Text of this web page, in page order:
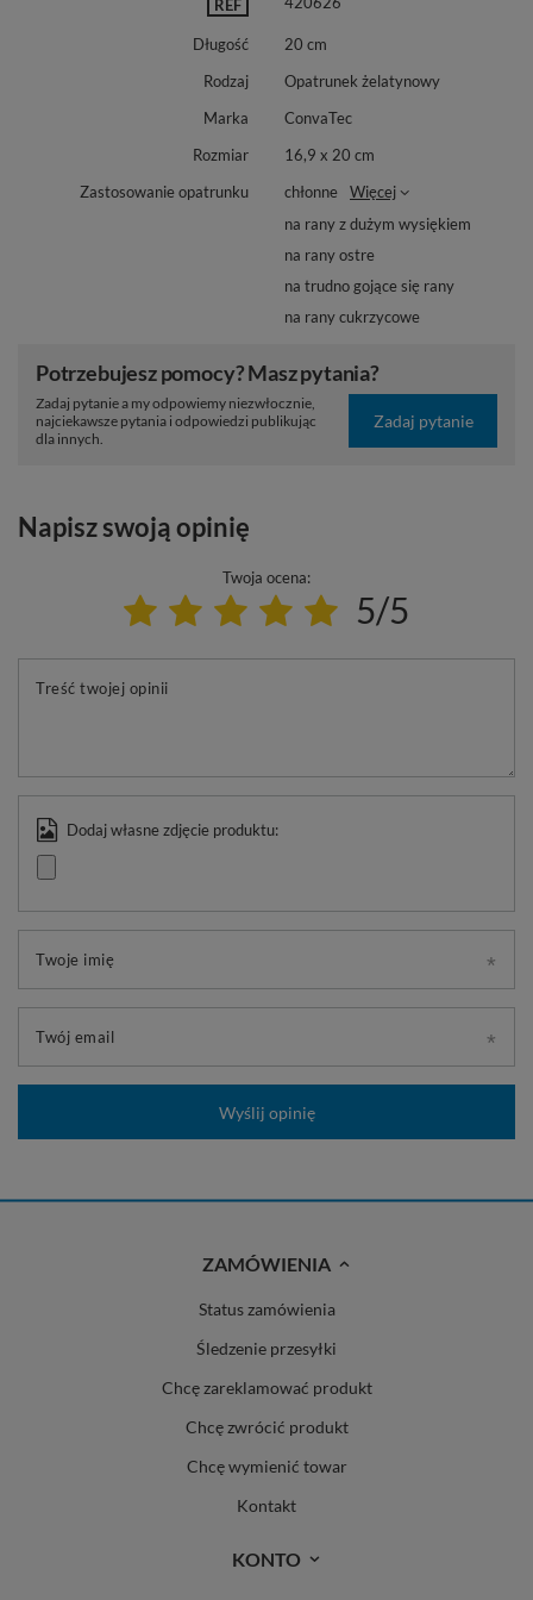
REF
Długość
20 cm
Rodzaj
Opatrunek żelatynowy
Marka
ConvaTec
Rozmiar
16,9 x 20 cm
Zastosowanie opatrunku
chłonne
Więcej
na rany z dużym wysiękiem
na rany ostre
na trudno gojące się rany
na rany cukrzycowe
Potrzebujesz pomocy? Masz pytania?
Zadaj pytanie a my odpowiemy niezwłocznie,
najciekawsze pytania i odpowiedzi publikując
dla innych.
Zadaj pytanie
Napisz swoją opinię
Twoja ocena:
5/5
Treść twojej opinii
Dodaj własne zdjęcie produktu:
Twoje imię
Twój email
Wyślij opinię
ZAMÓWIENIA
Status zamówienia
Śledzenie przesyłki
Chcę zareklamować produkt
Chcę zwrócić produkt
Chcę wymienić towar
Kontakt
KONTO